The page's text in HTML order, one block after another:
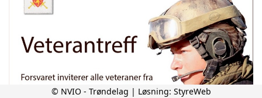
© NVIO - Trøndelag | Løsning: StyreWeb